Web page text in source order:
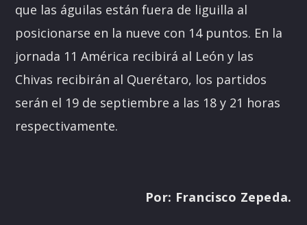
que las águilas están fuera de liguilla al
posicionarse en la nueve con 14 puntos. En la
jornada 11 América recibirá al León y las
Chivas recibirán al Querétaro, los partidos
serán el 19 de septiembre a las 18 y 21 horas
respectivamente.
Por: Francisco Zepeda.